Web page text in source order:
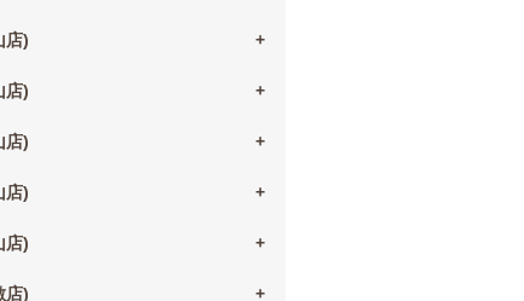
店)
店)
店)
店)
店)
店)